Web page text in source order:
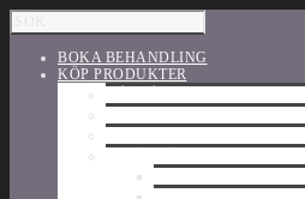
BOKA BEHANDLING
KÖP PRODUKTER